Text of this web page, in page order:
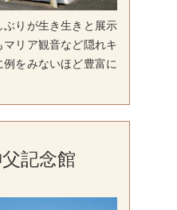
りが生き生きと展示
リア観音など隠れキ
をみないほど豊富に
記念館